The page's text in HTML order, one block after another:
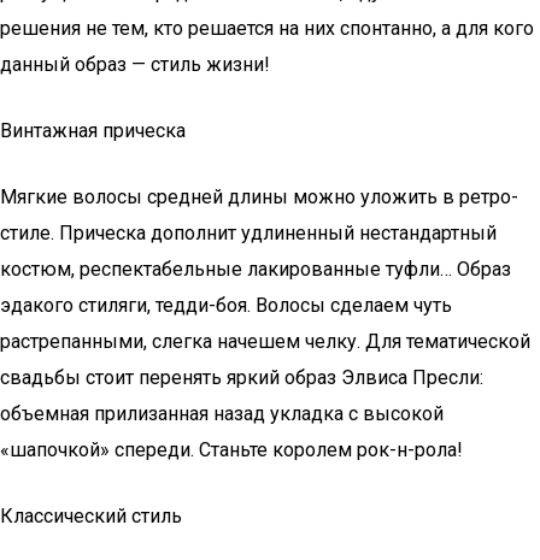
решения не тем, кто решается на них спонтанно, а для кого
данный образ — стиль жизни!
Винтажная прическа
Мягкие волосы средней длины можно уложить в ретро-
стиле. Прическа дополнит удлиненный нестандартный
костюм, респектабельные лакированные туфли… Образ
эдакого стиляги, тедди-боя. Волосы сделаем чуть
растрепанными, слегка начешем челку. Для тематической
свадьбы стоит перенять яркий образ Элвиса Пресли:
объемная прилизанная назад укладка с высокой
«шапочкой» спереди. Станьте королем рок-н-рола!
Классический стиль